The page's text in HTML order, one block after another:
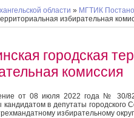
области » МГТИК
избирательная
городская
комиссия
от 08 июля 2022 года № 30/
кандидатом в депутаты городского
избирательному